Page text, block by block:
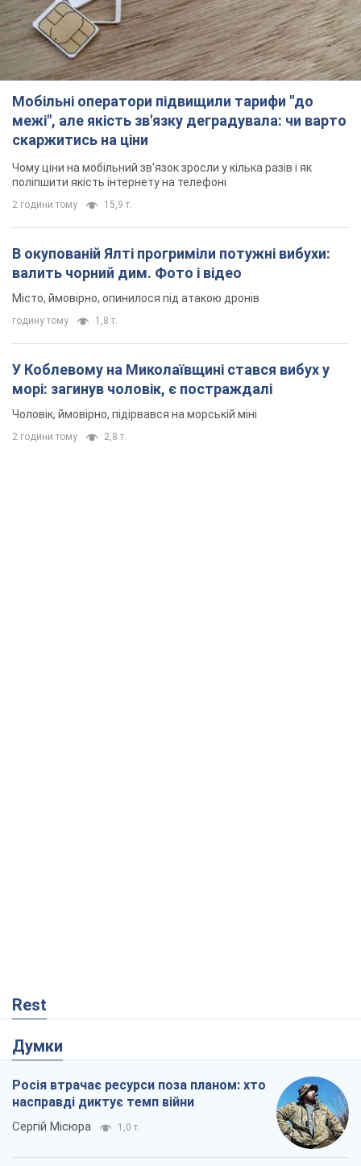
Мобільні оператори підвищили тарифи "до
межі", але якість зв'язку деградувала: чи варто
скаржитись на ціни
Чому ціни на мобільний зв'язок зросли у кілька разів і як
поліпшити якість інтернету на телефоні
2 години тому 15,9 т.
В окупованій Ялті прогриміли потужні вибухи:
валить чорний дим. Фото і відео
Місто, ймовірно, опинилося під атакою дронів
годину тому 1,8 т.
У Коблевому на Миколаївщині стався вибух у
морі: загинув чоловік, є постраждалі
Чоловік, ймовірно, підірвався на морській міні
2 години тому 2,8 т.
Rest
Думки
Росія втрачає ресурси поза планом: хто
насправді диктує темп війни
Сергій Місюра 1,0 т.